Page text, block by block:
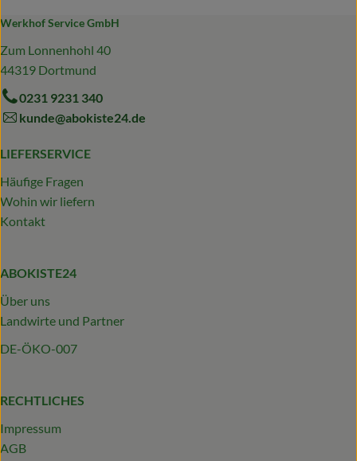
Werkhof Service GmbH
Zum Lonnenhohl 40
44319 Dortmund
0231 9231 340
kunde@abokiste24.de
LIEFERSERVICE
Häufige Fragen
Wohin wir liefern
Kontakt
ABOKISTE24
Über uns
Landwirte und Partner
DE-ÖKO-007
RECHTLICHES
Impressum
AGB